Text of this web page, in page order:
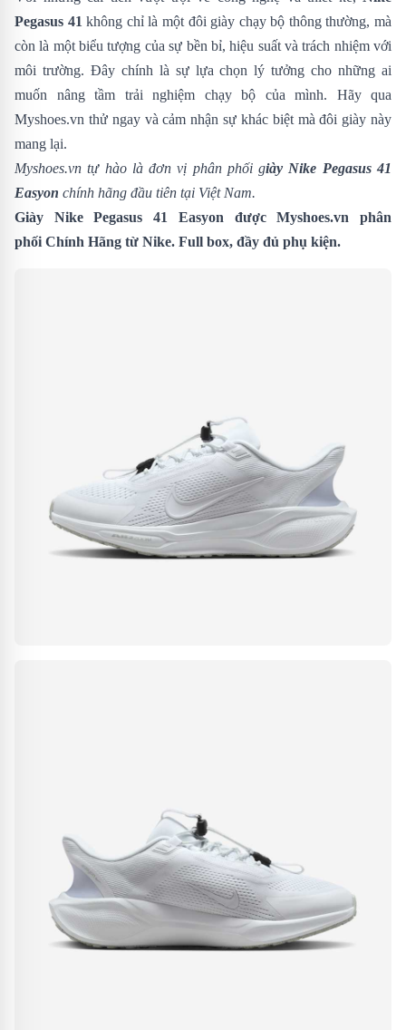
Pegasus 41 không chỉ là một đôi giày chạy bộ thông thường, mà
còn là một biểu tượng của sự bền bỉ, hiệu suất và trách nhiệm với
môi trường. Đây chính là sự lựa chọn lý tưởng cho những ai
muốn nâng tầm trải nghiệm chạy bộ của mình. Hãy qua
Myshoes.vn thử ngay và cảm nhận sự khác biệt mà đôi giày này
mang lại.
Myshoes.vn tự hào là đơn vị phân phối giày Nike Pegasus 41
Easyon chính hãng đầu tiên tại Việt Nam.
Giày Nike Pegasus 41 Easyon được Myshoes.vn phân
phối Chính Hãng từ Nike. Full box, đầy đủ phụ kiện.